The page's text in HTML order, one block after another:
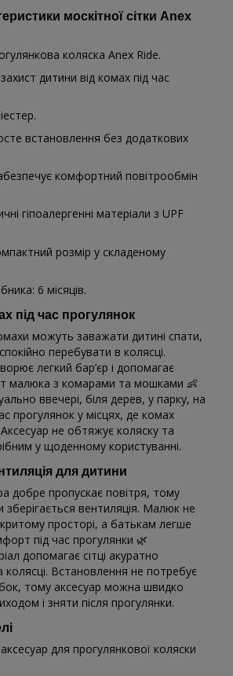
москітної сітки Anex
коляска Anex Ride.
дитини від комах під час
встановлення без додаткових
комфортний повітрообмін
гіпоалергенні матеріали з UPF
розмір у складеному
6 місяців.
під час прогулянок
можуть заважати дитині спати,
перебувати в колясці.
легкий бар’єр і допомагає
малюка з комарами та мошками 👶
ввечері, біля дерев, у парку, на
прогулянок у місцях, де комах
не обтяжує коляску та
у щоденному користуванні.
для дитини
добре пропускає повітря, тому
зберігається вентиляція. Малюк не
просторі, а батькам легше
під час прогулянки 🌿
допомагає сітці акуратно
колясці. Встановлення не потребує
тому аксесуар можна швидко
і зняти після прогулянки.
для прогулянкової коляски